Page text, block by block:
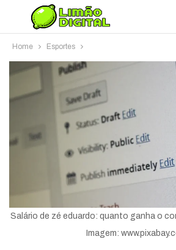
Home Esportes
Salário de zé eduardo: quanto ganha o
Imagem: